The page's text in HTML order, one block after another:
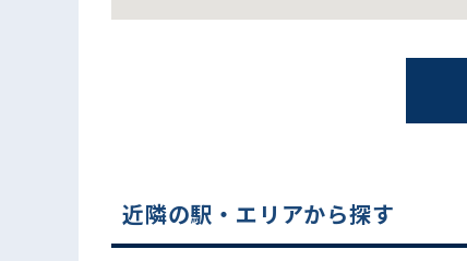
近隣の駅・エリアから探す